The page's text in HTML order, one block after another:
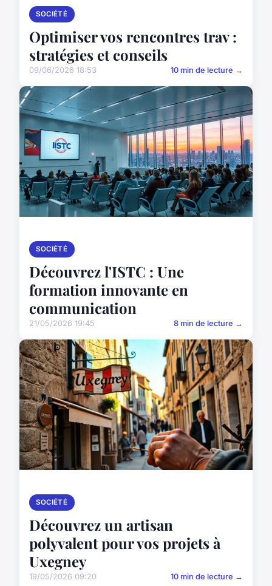
SOCIÉTÉ
Optimiser vos rencontres trav :
stratégies et conseils
09/06/2026 18:53 10 min de lecture →
SOCIÉTÉ
Découvrez l'ISTC : Une
formation innovante en
communication
21/05/2026 19:45 8 min de lecture →
SOCIÉTÉ
Découvrez un artisan
polyvalent pour vos projets à
Uxegney
19/05/2026 09:20 10 min de lecture →